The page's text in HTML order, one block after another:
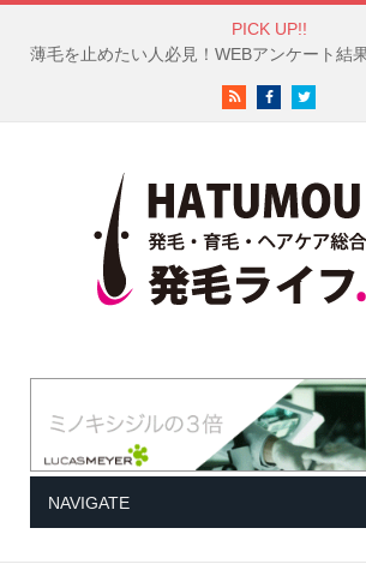
PICK UP!!
RSS FacebookTwitter
NAVIGATE